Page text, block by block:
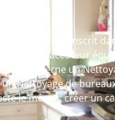
à Mottier s’inscrit
aux espaces leur
concerne un
Nettoyage de
le même : créer un